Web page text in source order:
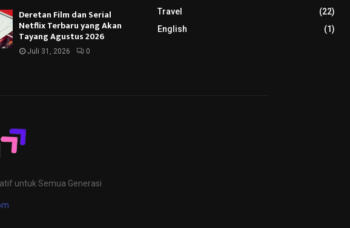
Deretan Film dan Serial
Netflix Terbaru yang Akan
Tayang Agustus 2026
Juli 31, 2026 0
Travel
(22)
English
(1)
untuk Semua Generasi